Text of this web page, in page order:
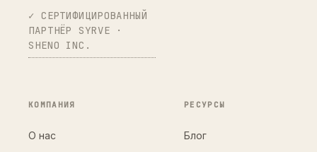
✓ СЕРТИФИЦИРОВАННЫЙ
ПАРТНЁР SYRVE ·
SHENO INC.
КОМПАНИЯ
О нас
РЕСУРСЫ
Блог